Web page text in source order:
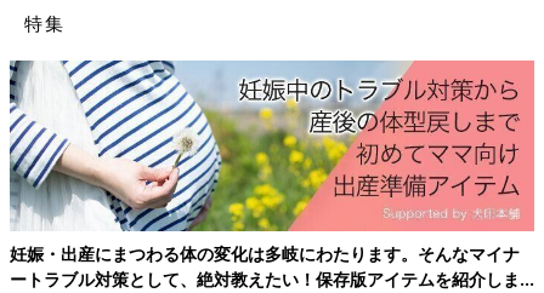
出典：Instagramアカウント「__a.baby.n」
__a.baby.nさんは離乳食用の豆皿とトレイをセリアとダイソーで
購入。豆皿はセリア、トレイはダイソーでそろえたのだとか。色
特集
マイナ
介しま
産後はお世話で大忙し、出産前にそろえておきたいアイテ
ておきたいことをわかりやすく紹介！